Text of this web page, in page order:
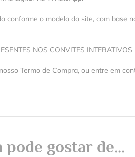
conforme o modelo do site, com base
NOS CONVITES
Termo de Compra, ou entre em
pode gostar de…